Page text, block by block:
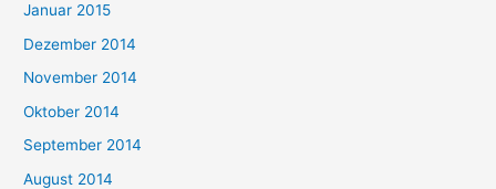
Januar 2015
Dezember 2014
November 2014
Oktober 2014
September 2014
August 2014